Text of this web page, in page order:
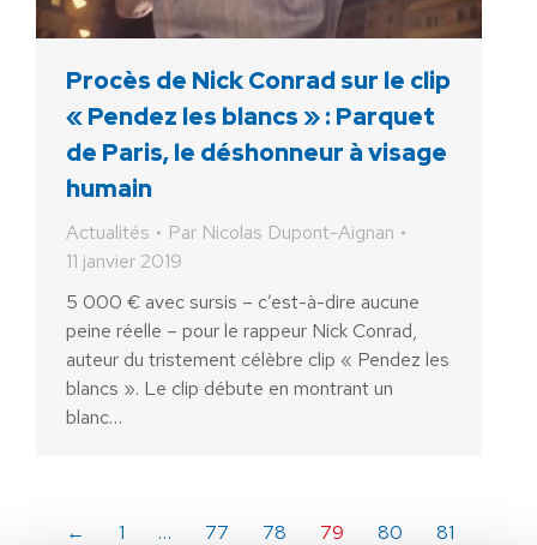
Procès de Nick Conrad sur le clip
« Pendez les blancs » : Parquet
de Paris, le déshonneur à visage
humain
Actualités Par Nicolas Dupont-Aignan
11 janvier 2019
5 000 € avec sursis – c’est-à-dire aucune
peine réelle – pour le rappeur Nick Conrad,
auteur du tristement célèbre clip « Pendez les
blancs ». Le clip débute en montrant un
blanc…
← 1 … 77 78 79 80 81
LIBÉRER LA FRANCE